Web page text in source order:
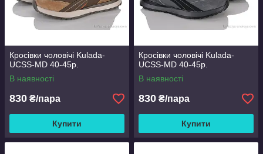
Кросівки чоловічі Kulada-
UCSS-MD 40-45р.
В наявності
830 ₴/пара
Купити
Кросівки чоловічі Kulada-
UCSS-MD 40-45р.
В наявності
830 ₴/пара
Купити